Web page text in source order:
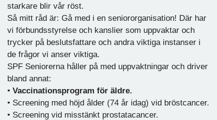
starkare blir vår röst.
Så mitt råd är: Gå med i en seniororganisation! Där har
vi förbundsstyrelse och kanslier som uppvaktar och
trycker på beslutsfattare och andra viktiga instanser i
de frågor vi anser viktiga.
SPF Seniorerna håller på med uppvaktningar och driver
bland annat:
• Vaccinationsprogram för äldre.
• Screening med höjd ålder (74 år idag) vid bröstcancer.
• Screening vid misstänkt prostatacancer.